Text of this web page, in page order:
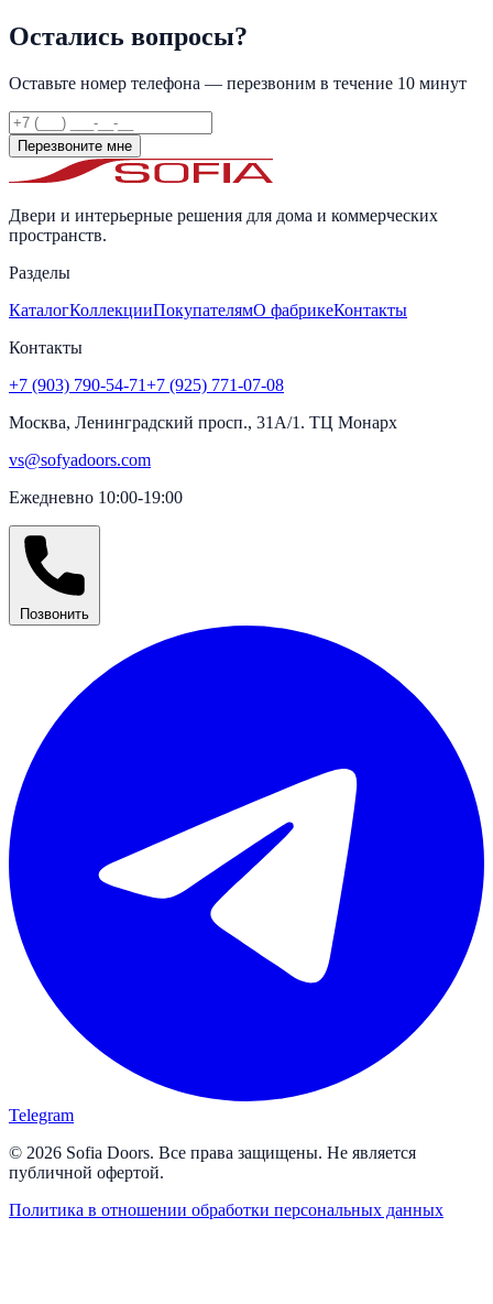
Остались вопросы?
Оставьте номер телефона — перезвоним в течение 10 минут
Перезвоните мне
Двери и интерьерные решения для дома и коммерческих
пространств.
Разделы
КаталогКоллекцииПокупателямО фабрикеКонтакты
Контакты
+7 (903) 790-54-71+7 (925) 771-07-08
Москва, Ленинградский просп., 31А/1. ТЦ Монарх
vs@sofyadoors.com
Ежедневно 10:00-19:00
Позвонить
Telegram
© 2026 Sofia Doors. Все права защищены. Не является
публичной офертой.
Политика в отношении обработки персональных данных